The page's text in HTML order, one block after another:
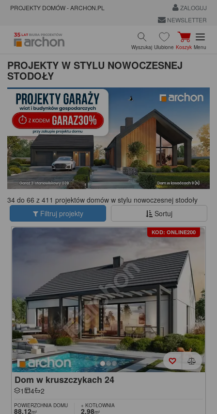
PROJEKTY DOMÓW - ARCHON.PL
ZALOGUJ
NEWSLETTER
Wyszukaj Ulubione Koszyk Menu
PROJEKTY W STYLU NOWOCZESNEJ
STODOŁY
34 do 66 z 411 projektów domów w stylu nowoczesnej stodoły
Filtruj projekty
Sortuj
KOD: ONLINE200
Dom w kruszczykach 24
1 4 2
POWIERZCHNIA DOMU
88,12m²
+ KOTŁOWNIA
2,98m²